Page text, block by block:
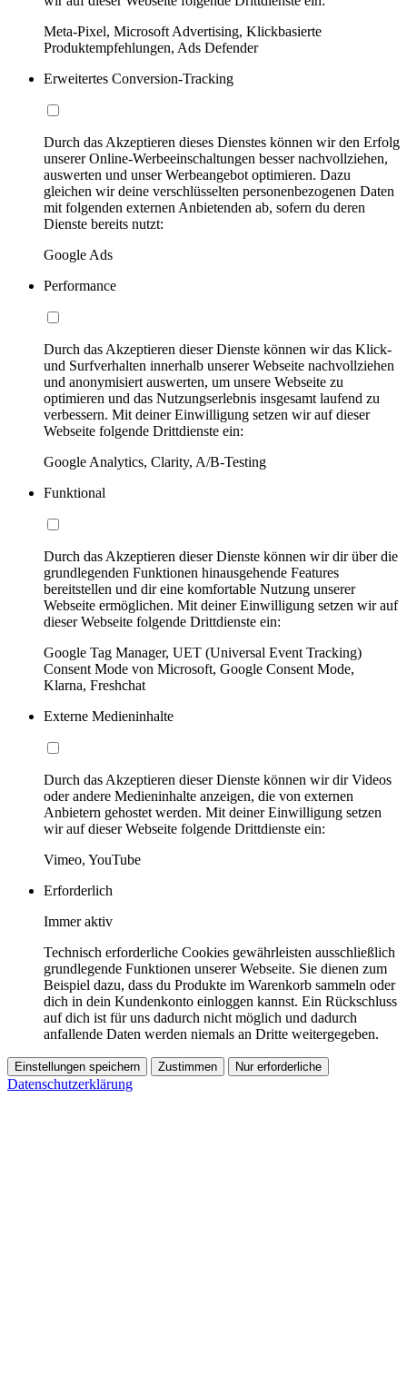
Meta-Pixel, Microsoft Advertising, Klickbasierte
Produktempfehlungen, Ads Defender
Erweitertes Conversion-Tracking
Durch das Akzeptieren dieses Dienstes können wir den Erfolg
unserer Online-Werbeeinschaltungen besser nachvollziehen,
auswerten und unser Werbeangebot optimieren. Dazu
gleichen wir deine verschlüsselten personenbezogenen Daten
mit folgenden externen Anbietenden ab, sofern du deren
Dienste bereits nutzt:
Google Ads
Performance
Durch das Akzeptieren dieser Dienste können wir das Klick-
und Surfverhalten innerhalb unserer Webseite nachvollziehen
und anonymisiert auswerten, um unsere Webseite zu
optimieren und das Nutzungserlebnis insgesamt laufend zu
verbessern. Mit deiner Einwilligung setzen wir auf dieser
Webseite folgende Drittdienste ein:
Google Analytics, Clarity, A/B-Testing
Funktional
Durch das Akzeptieren dieser Dienste können wir dir über die
grundlegenden Funktionen hinausgehende Features
bereitstellen und dir eine komfortable Nutzung unserer
Webseite ermöglichen. Mit deiner Einwilligung setzen wir auf
dieser Webseite folgende Drittdienste ein:
Google Tag Manager, UET (Universal Event Tracking)
Consent Mode von Microsoft, Google Consent Mode,
Klarna, Freshchat
Externe Medieninhalte
Durch das Akzeptieren dieser Dienste können wir dir Videos
oder andere Medieninhalte anzeigen, die von externen
Anbietern gehostet werden. Mit deiner Einwilligung setzen
wir auf dieser Webseite folgende Drittdienste ein:
Vimeo, YouTube
Erforderlich
Immer aktiv
Technisch erforderliche Cookies gewährleisten ausschließlich
grundlegende Funktionen unserer Webseite. Sie dienen zum
Beispiel dazu, dass du Produkte im Warenkorb sammeln oder
dich in dein Kundenkonto einloggen kannst. Ein Rückschluss
auf dich ist für uns dadurch nicht möglich und dadurch
anfallende Daten werden niemals an Dritte weitergegeben.
Einstellungen speichern Zustimmen Nur erforderliche
Datenschutzerklärung